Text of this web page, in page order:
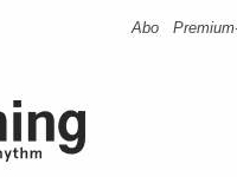
Abo